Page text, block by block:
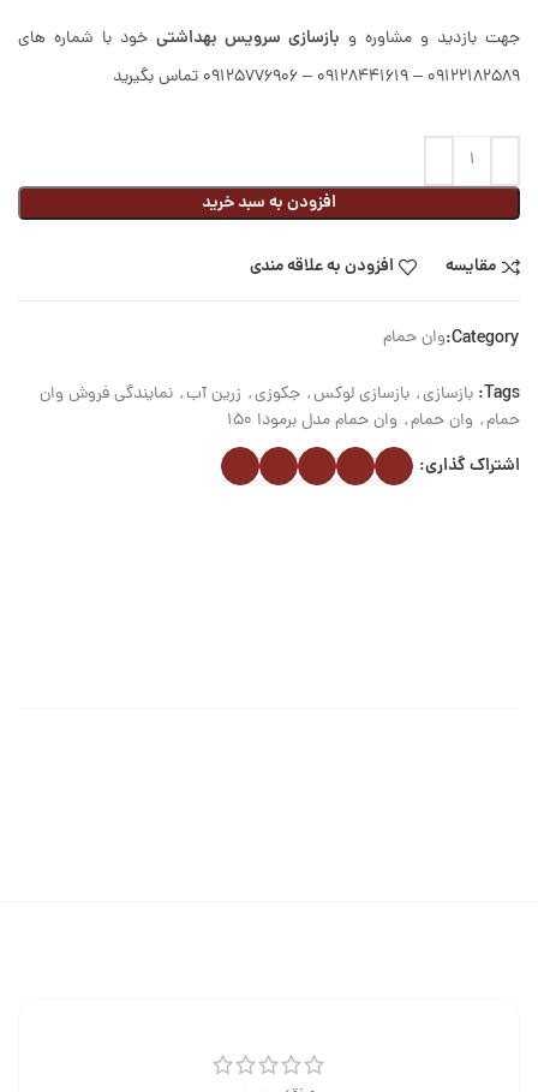
جهت بازدید و مشاوره و بازسازی سرویس بهداشتی خود با شماره های
09122182589 – 09128441619 – 09125776906 تماس بگیرید
افزودن به سبد خرید
مقایسه افزودن به علاقه مندی
Category: وان حمام
Tags: بازسازی, بازسازی لوکس, جکوزی, زرین آب, نمایندگی فروش وان
حمام, وان حمام, وان حمام مدل برمودا 150
اشتراک گذاری: